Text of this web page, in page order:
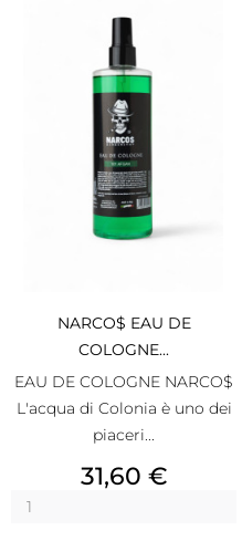
NARCO$ EAU DE
COLOGNE...
EAU DE COLOGNE NARCO$
L'acqua di Colonia è uno dei
piaceri...
Prezzo
31,60 €